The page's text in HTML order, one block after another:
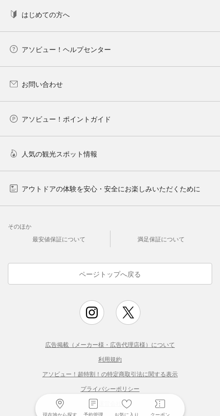
現在地から探す 予約管理 お気に入り クーポン
はじめての方へ
アソビュー！ヘルプセンター
お問い合わせ
アソビュー！ポイントガイド
人気の観光スポット情報
アウトドアの体験を安心・安全にお楽しみいただくために
そのほか
最安値保証について
満足保証について
ページトップへ戻る
広告掲載（メーカー様・広告代理店様）について
利用規約
アソビュー！超特割！の特定商取引法に関する表示
プライバシーポリシー